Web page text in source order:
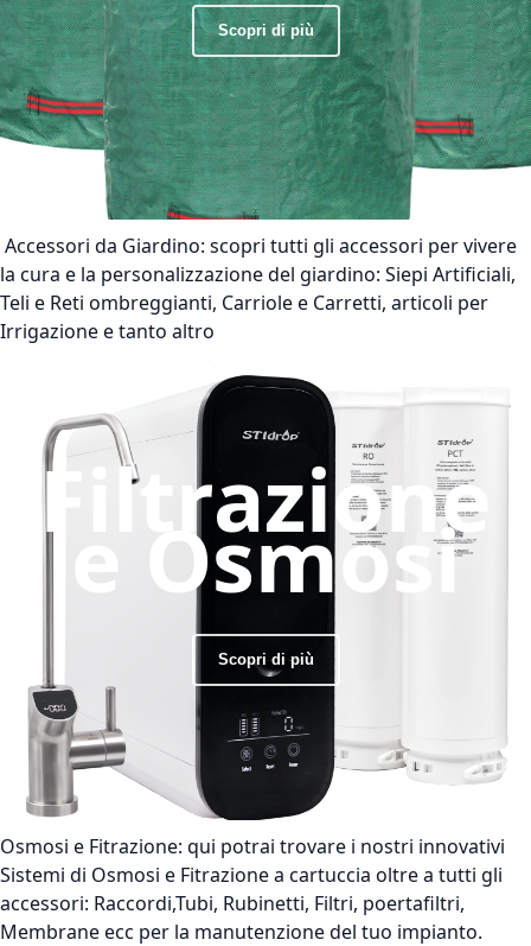
Scopri di più
Accessori da Giardino: scopri tutti gli accessori per vivere
la cura e la personalizzazione del giardino: Siepi Artificiali,
Teli e Reti ombreggianti, Carriole e Carretti, articoli per
Irrigazione e tanto altro
Filtrazione
e Osmosi
Scopri di più
Osmosi e Fitrazione: qui potrai trovare i nostri innovativi
Sistemi di Osmosi e Fitrazione a cartuccia oltre a tutti gli
accessori: Raccordi,Tubi, Rubinetti, Filtri, poertafiltri,
Membrane ecc per la manutenzione del tuo impianto.